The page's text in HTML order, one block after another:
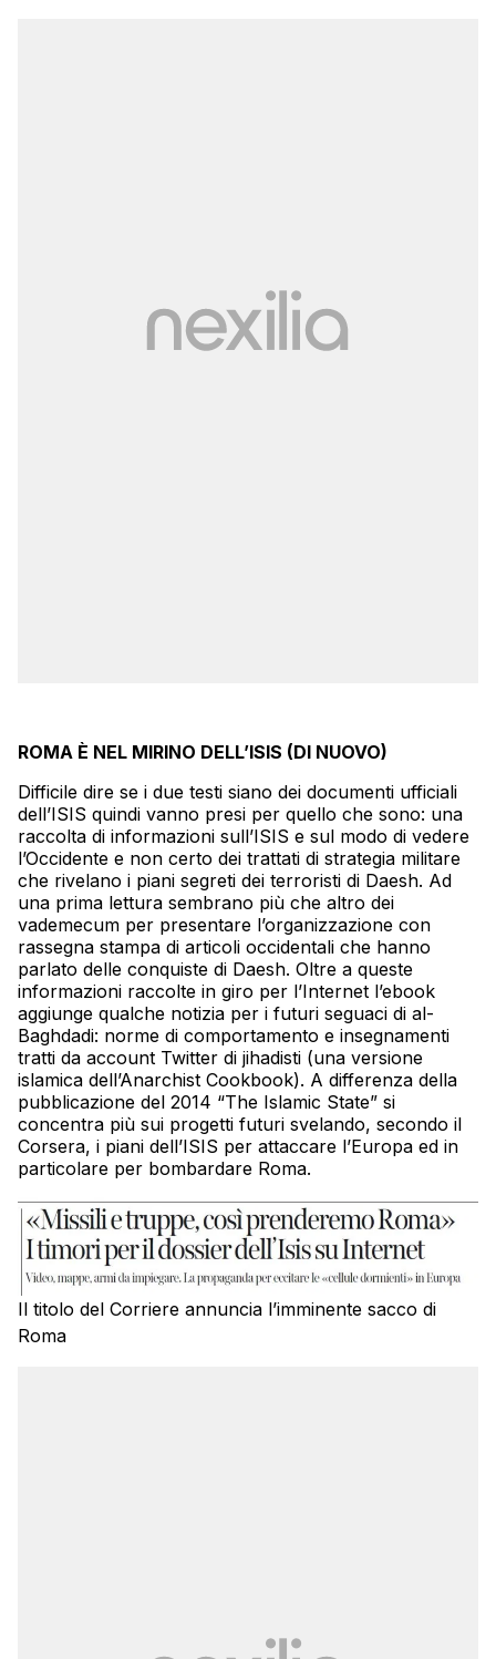
ROMA È NEL MIRINO DELL’ISIS (DI NUOVO)
Difficile dire se i due testi siano dei documenti ufficiali
dell’ISIS quindi vanno presi per quello che sono: una
raccolta di informazioni sull’ISIS e sul modo di vedere
l’Occidente e non certo dei trattati di strategia militare
che rivelano i piani segreti dei terroristi di Daesh. Ad
una prima lettura sembrano più che altro dei
vademecum per presentare l’organizzazione con
rassegna stampa di articoli occidentali che hanno
parlato delle conquiste di Daesh. Oltre a queste
informazioni raccolte in giro per l’Internet l’ebook
aggiunge qualche notizia per i futuri seguaci di al-
Baghdadi: norme di comportamento e insegnamenti
tratti da account Twitter di jihadisti (una versione
islamica dell’Anarchist Cookbook). A differenza della
pubblicazione del 2014 “The Islamic State” si
concentra più sui progetti futuri svelando, secondo il
Corsera, i piani dell’ISIS per attaccare l’Europa ed in
particolare per bombardare Roma.
Il titolo del Corriere annuncia l’imminente sacco di
Roma